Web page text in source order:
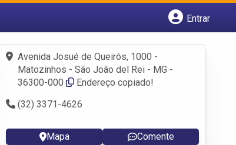
Entrar
Fazer login
Criar conta
Avenida Josué de Queirós, 1000 -
Matozinhos - São João del Rei - MG -
36300-000
Endereço copiado!
(32) 3371-4626
Mapa Comente